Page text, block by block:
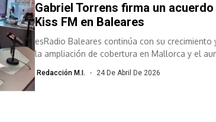
Gabriel Torrens firma un
Kiss FM en Baleares
esRadio Baleares continúa con su crecimiento
la ampliación de cobertura en Mallorca y el
Redacción M.I. 24 De Abril De 2026